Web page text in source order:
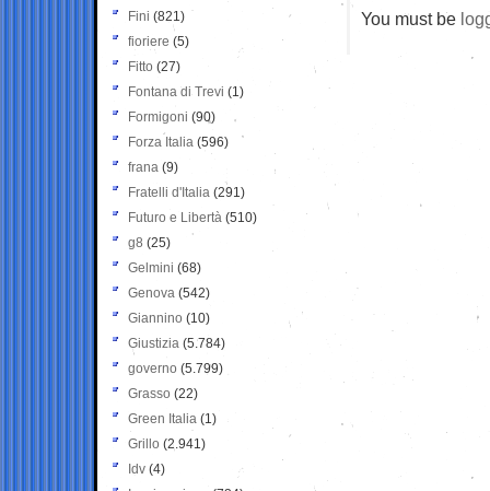
You must be
Fini (821)
fioriere (5)
Fitto (27)
Fontana di Trevi (1)
Formigoni (90)
Forza Italia (596)
frana (9)
Fratelli d'Italia (291)
Futuro e Libertà (510)
g8 (25)
Gelmini (68)
Genova (542)
Giannino (10)
Giustizia (5.784)
governo (5.799)
Grasso (22)
Green Italia (1)
Grillo (2.941)
Idv (4)